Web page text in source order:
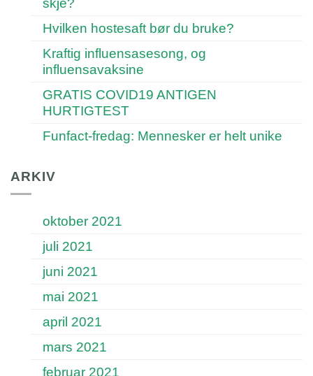
skje?
Hvilken hostesaft bør du bruke?
Kraftig influensasesong, og
influensavaksine
GRATIS COVID19 ANTIGEN
HURTIGTEST
Funfact-fredag: Mennesker er helt unike
ARKIV
oktober 2021
juli 2021
juni 2021
mai 2021
april 2021
mars 2021
februar 2021